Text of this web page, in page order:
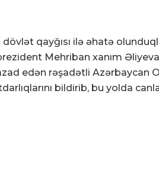
qayğısı ilə əhatə
Mehriban xanım
edən rəşadətli Azərbaycan
bildirib, bu yolda